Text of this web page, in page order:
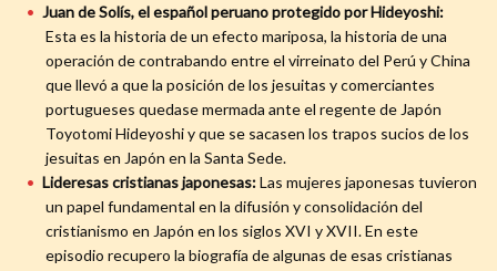
Juan de Solís, el español peruano protegido por Hideyoshi:
Esta es la historia de un efecto mariposa, la historia de una
operación de contrabando entre el virreinato del Perú y China
que llevó a que la posición de los jesuitas y comerciantes
portugueses quedase mermada ante el regente de Japón
Toyotomi Hideyoshi y que se sacasen los trapos sucios de los
jesuitas en Japón en la Santa Sede.
Lideresas cristianas japonesas:Las mujeres japonesas tuvieron
un papel fundamental en la difusión y consolidación del
cristianismo en Japón en los siglos XVI y XVII. En este
episodio recupero la biografía de algunas de esas cristianas